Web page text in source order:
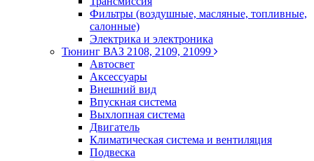
Фильтры (воздушные, масляные, топливные,
салонные)
Электрика и электроника
Тюнинг ВАЗ 2108, 2109, 21099
Автосвет
Аксессуары
Внешний вид
Впускная система
Выхлопная система
Двигатель
Климатическая система и вентиляция
Подвеска